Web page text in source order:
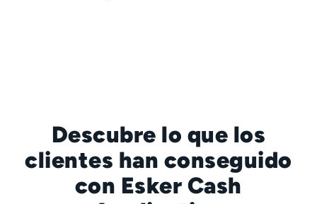
Descubre lo que los
clientes han conseguido
con Esker Cash